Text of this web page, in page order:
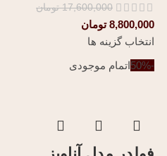
17,600,000 تومان
8,800,000 تومان
انتخاب گزینه ها
-50% اتمام موجودی